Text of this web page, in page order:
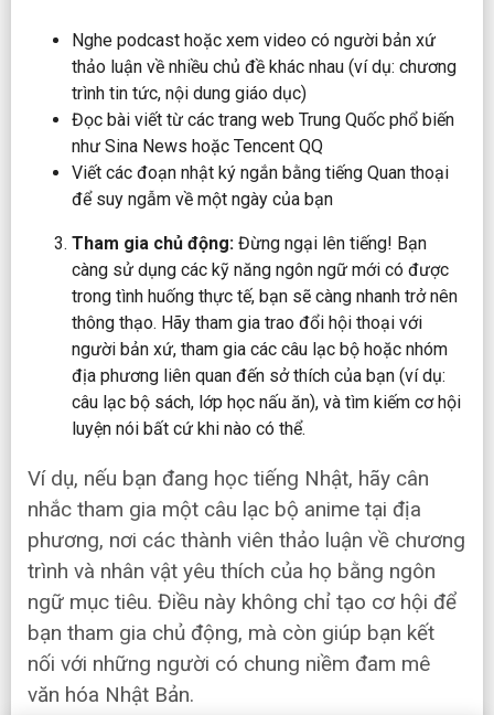
Nghe podcast hoặc xem video có người bản xứ
thảo luận về nhiều chủ đề khác nhau (ví dụ: chương
trình tin tức, nội dung giáo dục)
Đọc bài viết từ các trang web Trung Quốc phổ biến
như Sina News hoặc Tencent QQ
Viết các đoạn nhật ký ngắn bằng tiếng Quan thoại
để suy ngẫm về một ngày của bạn
Tham gia chủ động: Đừng ngại lên tiếng! Bạn
càng sử dụng các kỹ năng ngôn ngữ mới có được
trong tình huống thực tế, bạn sẽ càng nhanh trở nên
thông thạo. Hãy tham gia trao đổi hội thoại với
người bản xứ, tham gia các câu lạc bộ hoặc nhóm
địa phương liên quan đến sở thích của bạn (ví dụ:
câu lạc bộ sách, lớp học nấu ăn), và tìm kiếm cơ hội
luyện nói bất cứ khi nào có thể.
Ví dụ, nếu bạn đang học tiếng Nhật, hãy cân
nhắc tham gia một câu lạc bộ anime tại địa
phương, nơi các thành viên thảo luận về chương
trình và nhân vật yêu thích của họ bằng ngôn
ngữ mục tiêu. Điều này không chỉ tạo cơ hội để
bạn tham gia chủ động, mà còn giúp bạn kết
nối với những người có chung niềm đam mê
văn hóa Nhật Bản.